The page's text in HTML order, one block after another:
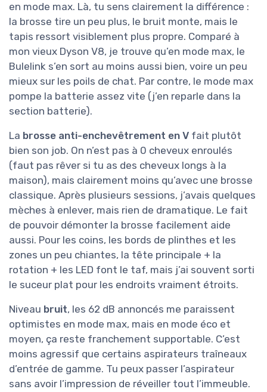
en mode max. Là, tu sens clairement la différence :
la brosse tire un peu plus, le bruit monte, mais le
tapis ressort visiblement plus propre. Comparé à
mon vieux Dyson V8, je trouve qu’en mode max, le
Bulelink s’en sort au moins aussi bien, voire un peu
mieux sur les poils de chat. Par contre, le mode max
pompe la batterie assez vite (j’en reparle dans la
section batterie).
La brosse anti-enchevêtrement en V fait plutôt
bien son job. On n’est pas à 0 cheveux enroulés
(faut pas rêver si tu as des cheveux longs à la
maison), mais clairement moins qu’avec une brosse
classique. Après plusieurs sessions, j’avais quelques
mèches à enlever, mais rien de dramatique. Le fait
de pouvoir démonter la brosse facilement aide
aussi. Pour les coins, les bords de plinthes et les
zones un peu chiantes, la tête principale + la
rotation + les LED font le taf, mais j’ai souvent sorti
le suceur plat pour les endroits vraiment étroits.
Niveau bruit, les 62 dB annoncés me paraissent
optimistes en mode max, mais en mode éco et
moyen, ça reste franchement supportable. C’est
moins agressif que certains aspirateurs traîneaux
d’entrée de gamme. Tu peux passer l’aspirateur
sans avoir l’impression de réveiller tout l’immeuble.